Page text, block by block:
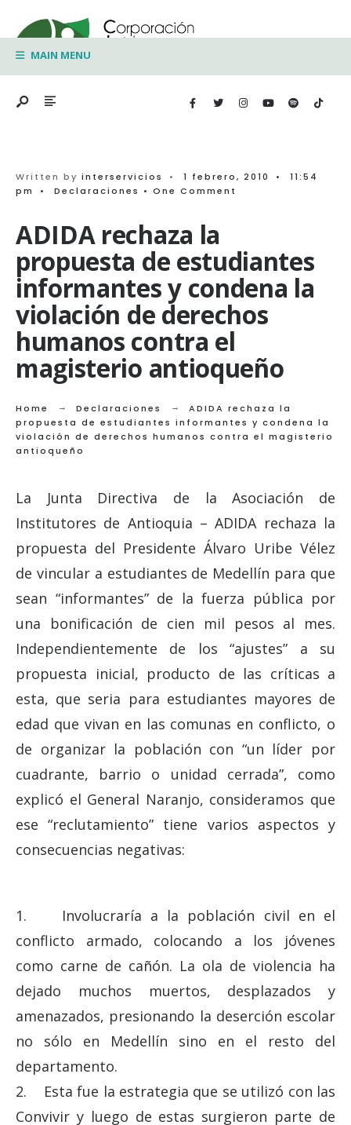
to
contentMAIN MENU
Written by interservicios • 1 febrero, 2010 •
11:54
pm
• Declaraciones • One Comment
ADIDA rechaza la
propuesta de estudiantes
informantes y condena la
violación de derechos
humanos contra el
magisterio antioqueño
Home Declaraciones
ADIDA rechaza la
propuesta de estudiantes informantes y condena la
violación de derechos humanos contra el magisterio
antioqueño
La Junta Directiva de la Asociación de
Institutores de Antioquia – ADIDA rechaza la
propuesta del Presidente Álvaro Uribe Vélez
de vincular a estudiantes de Medellín para que
sean “informantes” de la fuerza pública por
una bonificación de cien mil pesos al mes.
Independientemente de los “ajustes” a su
propuesta inicial, producto de las críticas a
esta, que seria para estudiantes mayores de
edad que vivan en las comunas en conflicto, o
de organizar la población con “un líder por
cuadrante, barrio o unidad cerrada”, como
explicó el General Naranjo, consideramos que
ese “reclutamiento” tiene varios aspectos y
consecuencias negativas:
1. Involucraría a la población civil en el
conflicto armado, colocando a los jóvenes
como carne de cañón. La ola de violencia ha
dejado muchos muertos, desplazados y
amenazados, presionando la deserción escolar
no sólo en Medellín sino en el resto del
departamento.
2. Esta fue la estrategia que se utilizó con las
Convivir y luego de estas surgieron parte de
for: